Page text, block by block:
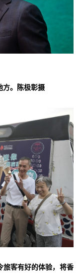
方。陈极彰摄
旅客有好的体验，将香